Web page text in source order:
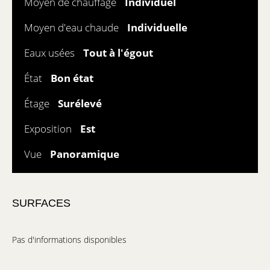
Moyen d'eau chaude
Individuelle
Eaux usées
Tout à l'égout
État
Bon état
Étage
Surélevé
Exposition
Est
Vue
Panoramique
SURFACES
Pas d'informations disponibles